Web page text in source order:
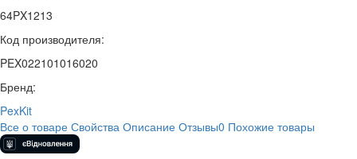
64PX1213
Код производителя:
PEX022101016020
Бренд:
PexKit
Все о товаре Свойства Описание Отзывы0 Похожие товары